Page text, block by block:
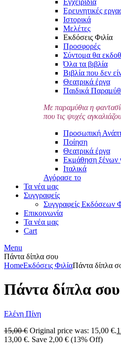
Εγχειρίδια
Ερευνητικές
Ιστορικά
Μελέτες
Εκδόσεις Φιλία
Προσφορές
Σύντομα θα
Όλα τα βιβλία
Βιβλία που δεν
Θεατρικά έργα
Παιδικά
Με παραμύθια η
που τις ψυχές
Προσωπική
Ποίηση
Θεατρικά έργα
Εκμάθηση
Ιταλικά
Αγόρασε το
Τα νέα μας
Συγγραφείς
Συγγραφείς Εκδόσεων
Επικοινωνία
Τα νέα μας
Cart
Menu
Πάντα δίπλα σου
HomeΕκδόσεις ΦιλίαΠάντα δίπλα
Πάντα δίπλα σου
Ελένη Πίνη
15,00€ Original price was: 15,00 €.
13,00 €. Save 2,00 € (13% Off)